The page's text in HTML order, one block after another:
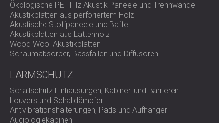
Ökologische PET-Filz Akustik Paneele und Trennwände
Akustikplatten aus perforiertem Holz
Akustische Stoffpaneele und Baffel
Akustikplatten aus Lattenholz
Wood Wool Akustikplatten
Schaumabsorber, Bassfallen und Diffusoren
LÄRMSCHUTZ
Schallschutz Einhausungen, Kabinen und Barrieren
Louvers und Schalldämpfer
Antivibrationshalterungen, Pads und Aufhänger
Audiologiekabinen